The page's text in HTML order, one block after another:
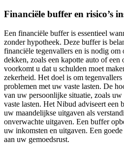
Financiële buffer en risico’s
Een financiële buffer is essentieel
zonder hypotheek. Deze buffer is
financiële tegenvallers en is nodig om
dekken, zoals een kapotte auto of
voorkomt u dat u schulden moet
zekerheid. Het doel is om
problemen met uw vaste lasten. De
van uw persoonlijke situatie, zoals
vaste lasten. Het Nibud adviseert een
uw maandelijkse uitgaven als
onverwachte uitgaven. Een buffer
uw inkomsten en uitgaven. Een
aan uw gemoedsrust.